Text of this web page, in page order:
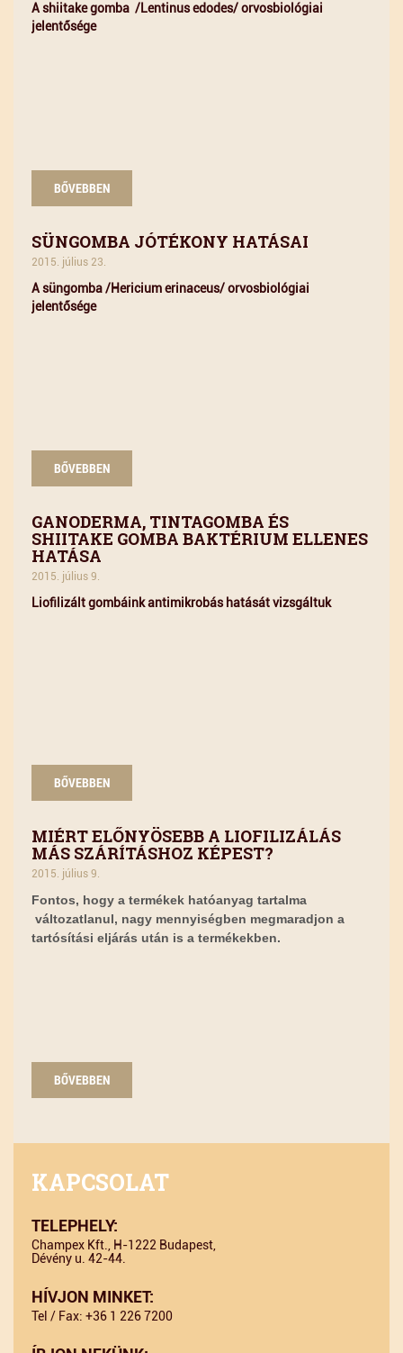
A shiitake gomba /Lentinus edodes/ orvosbiológiai
jelentősége
BŐVEBBEN
SÜNGOMBA JÓTÉKONY HATÁSAI
2015. július 23.
A süngomba /Hericium erinaceus/ orvosbiológiai
jelentősége
BŐVEBBEN
GANODERMA, TINTAGOMBA ÉS
SHIITAKE GOMBA BAKTÉRIUM ELLENES
HATÁSA
2015. július 9.
Liofilizált gombáink antimikrobás hatását vizsgáltuk
BŐVEBBEN
MIÉRT ELŐNYÖSEBB A LIOFILIZÁLÁS
MÁS SZÁRÍTÁSHOZ KÉPEST?
2015. július 9.
Fontos, hogy a termékek hatóanyag tartalma
változatlanul, nagy mennyiségben megmaradjon a
tartósítási eljárás után is a termékekben.
BŐVEBBEN
KAPCSOLAT
TELEPHELY:
Champex Kft., H-1222 Budapest,
Dévény u. 42-44.
HÍVJON MINKET:
Tel / Fax: +36 1 226 7200